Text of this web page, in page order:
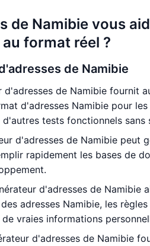
de Namibie vous
format réel ?
de Namibie
d'adresses de Namibie fournit
d'adresses Namibie pour
tests fonctionnels sans
d'adresses de Namibie peut
rapidement les bases de
d'adresses de Namibie
adresses Namibie, les
vraies informations
d'adresses de Namibie